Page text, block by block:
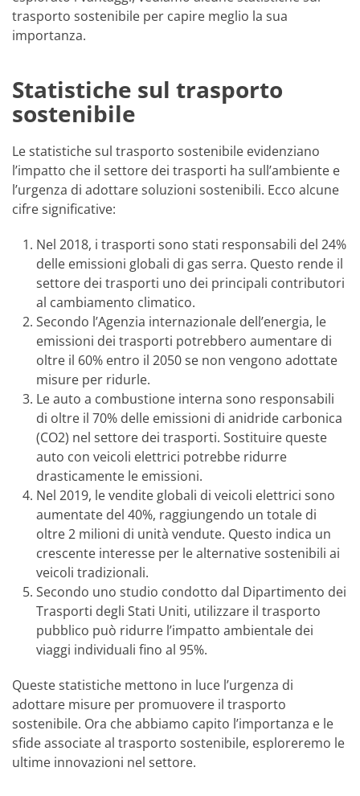
trasporto sostenibile per capire meglio la sua
importanza.
Statistiche sul trasporto
sostenibile
Le statistiche sul trasporto sostenibile evidenziano
l’impatto che il settore dei trasporti ha sull’ambiente e
l’urgenza di adottare soluzioni sostenibili. Ecco alcune
cifre significative:
Nel 2018, i trasporti sono stati responsabili del 24%
delle emissioni globali di gas serra. Questo rende il
settore dei trasporti uno dei principali contributori
al cambiamento climatico.
Secondo l’Agenzia internazionale dell’energia, le
emissioni dei trasporti potrebbero aumentare di
oltre il 60% entro il 2050 se non vengono adottate
misure per ridurle.
Le auto a combustione interna sono responsabili
di oltre il 70% delle emissioni di anidride carbonica
(CO2) nel settore dei trasporti. Sostituire queste
auto con veicoli elettrici potrebbe ridurre
drasticamente le emissioni.
Nel 2019, le vendite globali di veicoli elettrici sono
aumentate del 40%, raggiungendo un totale di
oltre 2 milioni di unità vendute. Questo indica un
crescente interesse per le alternative sostenibili ai
veicoli tradizionali.
Secondo uno studio condotto dal Dipartimento dei
Trasporti degli Stati Uniti, utilizzare il trasporto
pubblico può ridurre l’impatto ambientale dei
viaggi individuali fino al 95%.
Queste statistiche mettono in luce l’urgenza di
adottare misure per promuovere il trasporto
sostenibile. Ora che abbiamo capito l’importanza e le
sfide associate al trasporto sostenibile, esploreremo le
ultime innovazioni nel settore.